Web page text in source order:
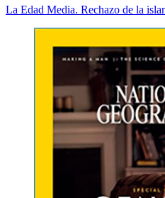
La Edad Media. Rechazo de la